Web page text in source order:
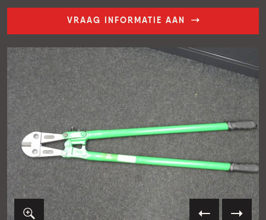
VRAAG INFORMATIE AAN